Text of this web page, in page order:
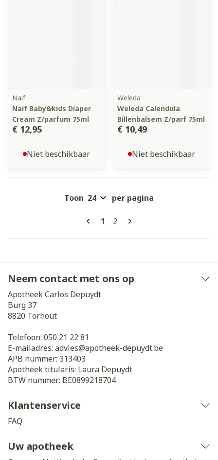
Naif
Naif Baby&kids Diaper
Cream Z/parfum 75ml
€ 12,95
Niet beschikbaar
Weleda
Weleda Calendula
Billenbalsem Z/parf 75ml
€ 10,49
Niet beschikbaar
Pagina's
U lees momenteel pagina
1 Pagina
2
Toon per pagina
Neem contact met ons op
Apotheek Carlos Depuydt
Burg 37
8820 Torhout
Telefoon: 050 21 22 81
E-mailadres: advies@apotheek-depuydt.be
APB nummer: 313403
Apotheek titularis: Laura Depuydt
BTW nummer: BE0899218704
Klantenservice
FAQ
Uw apotheek